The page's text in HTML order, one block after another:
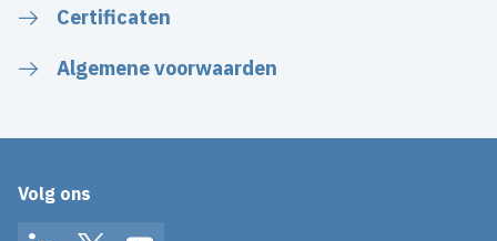
Certificaten
Algemene voorwaarden
Volg ons